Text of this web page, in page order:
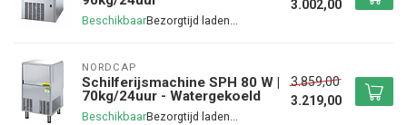
Beschikbaar
3.002,00
NORDCAP
Schilferijsmachine SPH 80 W |
70kg/24uur - Watergekoeld
Beschikbaar
3.859,00
3.219,00